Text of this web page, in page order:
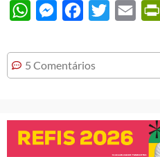
WhatsAppMessengerFacebook
Twitter Email
5 Comentários